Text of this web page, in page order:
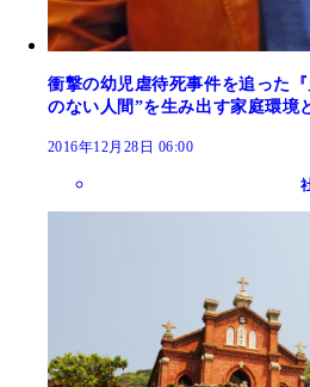
衝撃の幼児虐待死事件を追った
のない人間”を生み出す家庭環境
2016年12月28日 06:00